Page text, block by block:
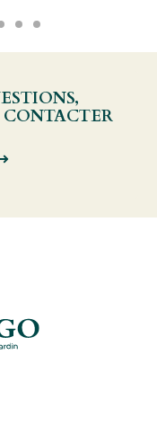
CONTACTER